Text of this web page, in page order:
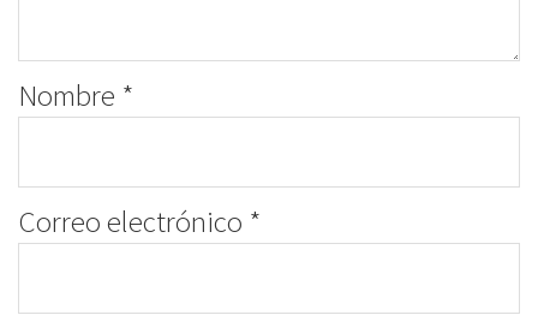
Nombre *
Correo electrónico *